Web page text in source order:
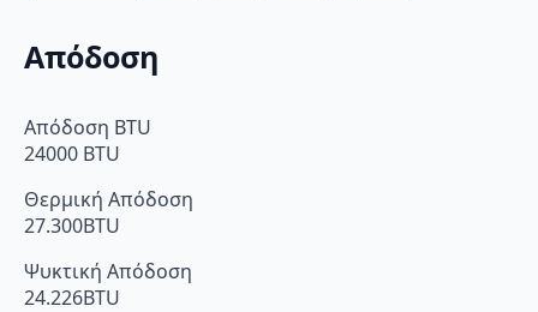
Απόδοση
Απόδοση BTU
24000 BTU
Θερμική Απόδοση
27.300BTU
Ψυκτική Απόδοση
24.226BTU